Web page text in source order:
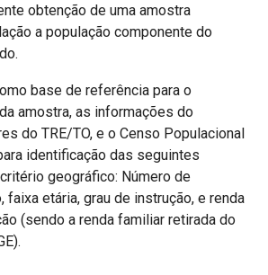
obtenção de uma amostra
a população componente do
base de referência para o
amostra, as informações do
do TRE/TO, e o Censo Populacional
identificação das seguintes
geográfico: Número de
etária, grau de instrução, e renda
(sendo a renda familiar retirada do